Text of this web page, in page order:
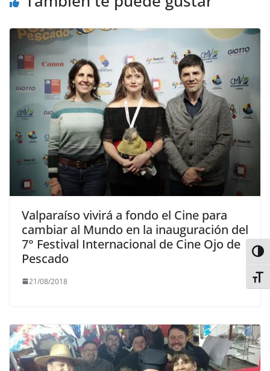
Valparaíso vivirá a fondo el Cine para
cambiar al Mundo en la inauguración del
7° Festival Internacional de Cine Ojo de
Pescado
21/08/2018